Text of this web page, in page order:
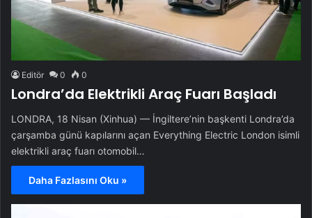
Editör 0 0
Londra’da Elektrikli Araç Fuarı Başladı
LONDRA, 18 Nisan (Xinhua) — İngiltere’nin başkenti Londra’da
çarşamba günü kapılarını açan Everything Electric London isimli
elektrikli araç fuarı otomobil…
Daha Fazlasını Oku »